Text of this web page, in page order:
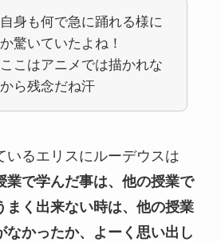
身も何で急に踊れる様に
驚いていたよね！
こはアニメでは描かれな
ら残念だね汗
いるエリスにルーデウスは
業で学んだ事は、他の授業で
まく出来ない時は、他の授業
なかったか、よーく思い出し